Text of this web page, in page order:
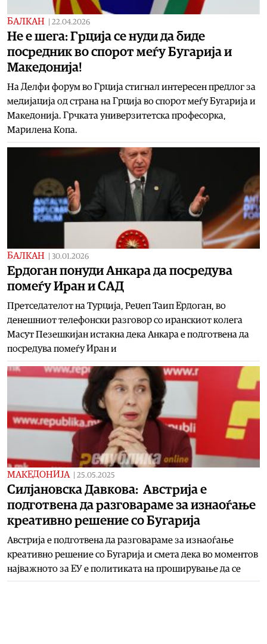
БАЛКАН 22.04.2026
Не е шега: Грција се нуди да биде
посредник во спорот меѓу Бугарија и
Македонија!
На Делфи форум во Грција стигнал интересен предлог за
медијација од страна на Грција во спорот меѓу Бугарија и
Македонија. Грчката универзитетска професорка,
Марилена Копа.
БАЛКАН 30.01.2026
Ердоган понуди Анкара да посредува
помеѓу Иран и САД
Претседателот на Турција, Реџеп Таип Ердоган, во
денешниот телефонски разговор со иранскиот колега
Масут Пезешкијан истакна дека Анкара е подготвена да
посредува помеѓу Иран и
МАКЕДОНИЈА 25.05.2025
Силјановска Давкова: Австрија е
подготвена да разговараме за изнаоѓање
креативно решение со Бугарија
Австрија е подготвена да разговараме за изнаоѓање
креативно решение со Бугарија и смета дека во моментов
најважното за ЕУ е политиката на проширување да се